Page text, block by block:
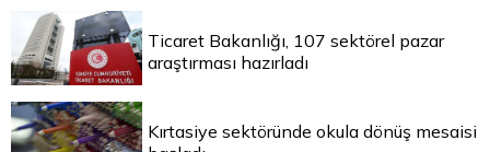
Ticaret Bakanlığı, 107 sektörel pazar
araştırması hazırladı
Kırtasiye sektöründe okula dönüş mesaisi